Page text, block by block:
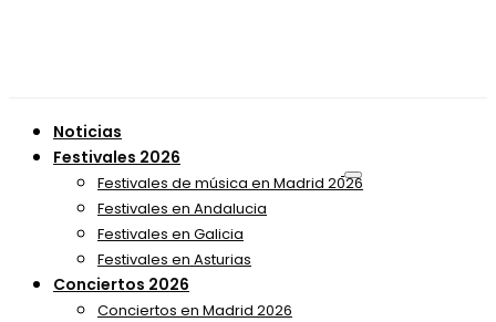
Noticias
Festivales 2026
Festivales de música en Madrid 2026
Festivales en Andalucia
Festivales en Galicia
Festivales en Asturias
Conciertos 2026
Conciertos en Madrid 2026